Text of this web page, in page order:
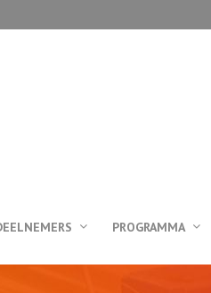
PROGRAMMA